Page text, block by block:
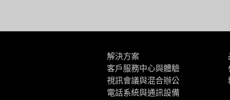
解決方案
客戶服務中心與體驗
視訊會議與混合辦公
電話系統與通訊設備